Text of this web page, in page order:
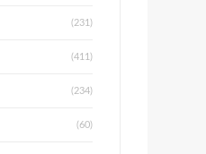
(231)
(411)
(234)
(60)